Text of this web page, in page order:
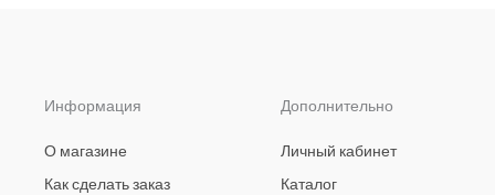
Информация
О магазине
Как сделать заказ
Дополнительно
Личный кабинет
Каталог